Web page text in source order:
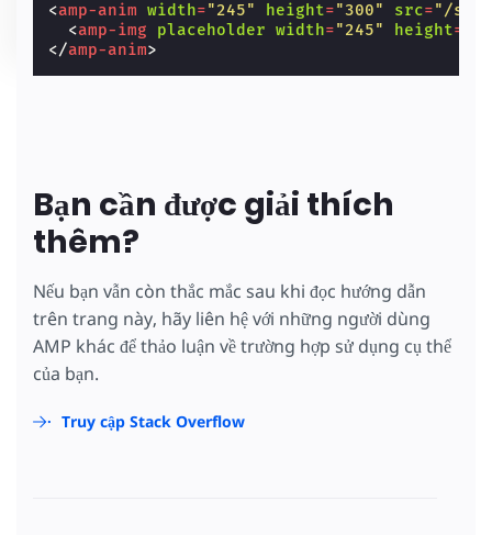
<amp-anim width="245" height="300" src="/
<amp-img placeholder width="245" height=
</amp-anim>
Bạn cần được giải thích
thêm?
Nếu bạn vẫn còn thắc mắc sau khi đọc hướng dẫn
trên trang này, hãy liên hệ với những người dùng
AMP khác để thảo luận về trường hợp sử dụng cụ thể
của bạn.
Truy cập Stack Overflow